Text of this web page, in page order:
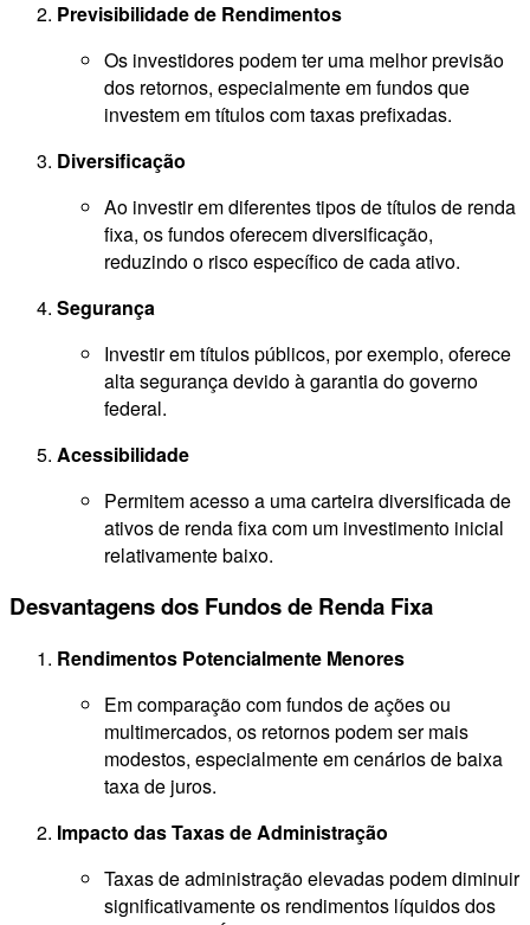
Previsibilidade de Rendimentos
Os investidores podem ter uma melhor previsão
dos retornos, especialmente em fundos que
investem em títulos com taxas prefixadas.
Diversificação
Ao investir em diferentes tipos de títulos de renda
fixa, os fundos oferecem diversificação,
reduzindo o risco específico de cada ativo.
Segurança
Investir em títulos públicos, por exemplo, oferece
alta segurança devido à garantia do governo
federal.
Acessibilidade
Permitem acesso a uma carteira diversificada de
ativos de renda fixa com um investimento inicial
relativamente baixo.
Desvantagens dos Fundos de Renda Fixa
Rendimentos Potencialmente Menores
Em comparação com fundos de ações ou
multimercados, os retornos podem ser mais
modestos, especialmente em cenários de baixa
taxa de juros.
Impacto das Taxas de Administração
Taxas de administração elevadas podem diminuir
significativamente os rendimentos líquidos dos